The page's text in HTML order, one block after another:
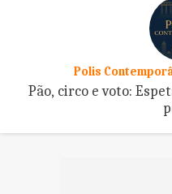
Polis
Pão, circo e voto: